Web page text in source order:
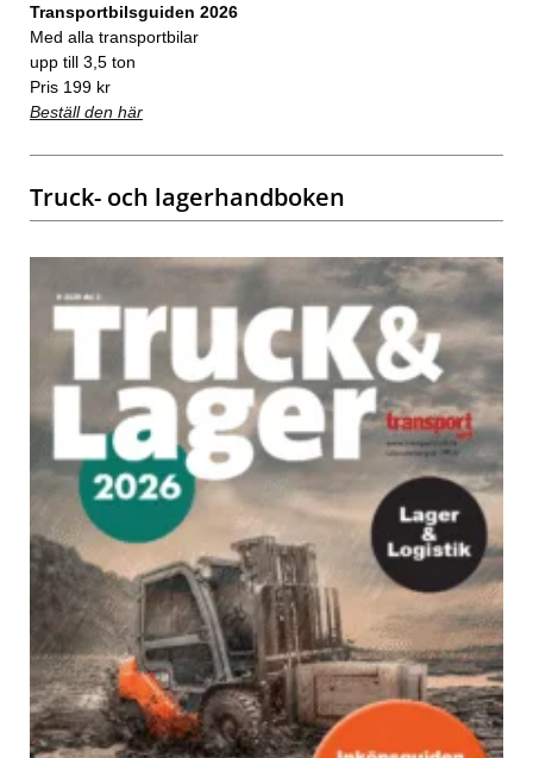
Transportbilsguiden 2026
Med alla transportbilar
upp till 3,5 ton
Pris 199 kr
Beställ den här
Truck- och lagerhandboken